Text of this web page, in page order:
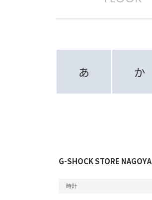
あ か
G-SHOCK STORE NAGOYA
時計